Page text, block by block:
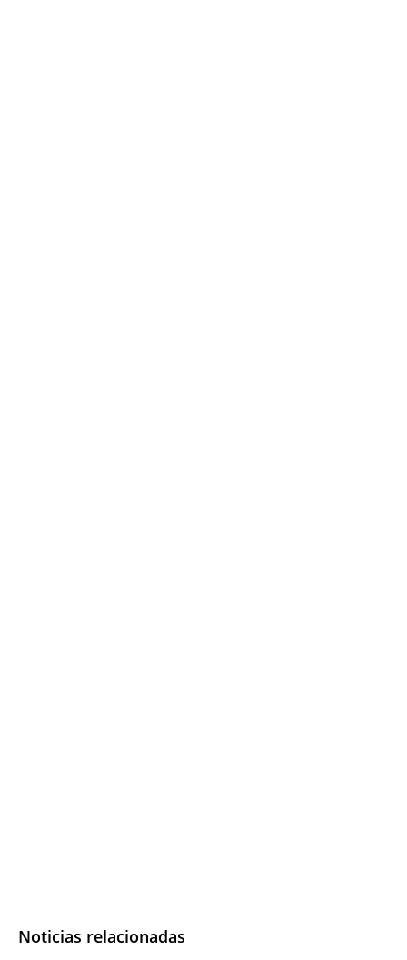
Noticias relacionadas